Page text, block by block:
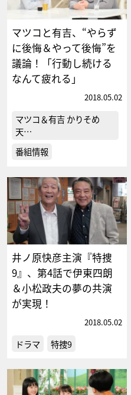
マツコと有吉、“やらず
に後悔＆やって後悔”を
議論！「行動し続ける
なんて疲れる」
2018.05.02
マツコ＆有吉 かりそめ
天…
番組情報
井ノ原快彦主演『特捜
9』、第4話で伊東四朗
＆小松政夫の夢の共演
が実現！
2018.05.02
ドラマ 特捜9